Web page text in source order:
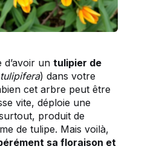
un tulipier de
) dans votre
cet arbre peut être
vite, déploie une
produit de
de tulipe. Mais voilà,
sa floraison et